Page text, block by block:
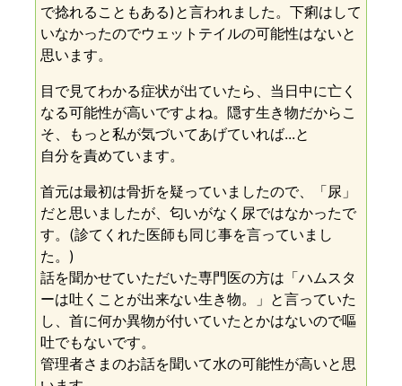
で捻れることもある)と言われました。下痢はして
いなかったのでウェットテイルの可能性はないと
思います。
目で見てわかる症状が出ていたら、当日中に亡く
なる可能性が高いですよね。隠す生き物だからこ
そ、もっと私が気づいてあげていれば...と
自分を責めています。
首元は最初は骨折を疑っていましたので、「尿」
だと思いましたが、匂いがなく尿ではなかったで
す。(診てくれた医師も同じ事を言っていまし
た。)
話を聞かせていただいた専門医の方は「ハムスタ
ーは吐くことが出来ない生き物。」と言っていた
し、首に何か異物が付いていたとかはないので嘔
吐でもないです。
管理者さまのお話を聞いて水の可能性が高いと思